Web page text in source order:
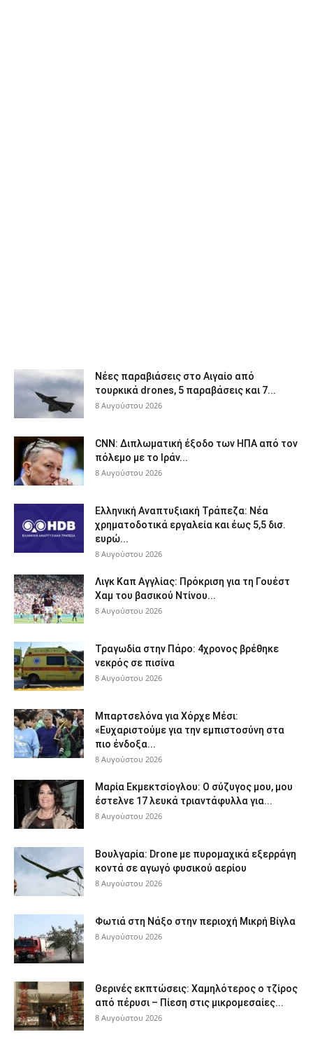
Νέες παραβιάσεις στο Αιγαίο από
τουρκικά drones, 5 παραβάσεις και 7...
8 Αυγούστου 2026
CNN: Διπλωματική έξοδο των ΗΠΑ από τον
πόλεμο με το Ιράν...
8 Αυγούστου 2026
Ελληνική Αναπτυξιακή Τράπεζα: Νέα
χρηματοδοτικά εργαλεία και έως 5,5 δισ.
ευρώ...
8 Αυγούστου 2026
Λιγκ Καπ Αγγλίας: Πρόκριση για τη Γουέστ
Χαμ του βασικού Ντίνου...
8 Αυγούστου 2026
Τραγωδία στην Πάρο: 4χρονος βρέθηκε
νεκρός σε πισίνα
8 Αυγούστου 2026
Μπαρτσελόνα για Χόρχε Μέσι:
«Ευχαριστούμε για την εμπιστοσύνη στα
πιο ένδοξα...
8 Αυγούστου 2026
Μαρία Εκμεκτσίογλου: O σύζυγος μου, μου
έστελνε 17 λευκά τριαντάφυλλα για...
8 Αυγούστου 2026
Βουλγαρία: Drone με πυρομαχικά εξερράγη
κοντά σε αγωγό φυσικού αερίου
8 Αυγούστου 2026
Φωτιά στη Νάξο στην περιοχή Μικρή Βίγλα
8 Αυγούστου 2026
Θερινές εκπτώσεις: Χαμηλότερος ο τζίρος
από πέρυσι – Πίεση στις μικρομεσαίες...
8 Αυγούστου 2026